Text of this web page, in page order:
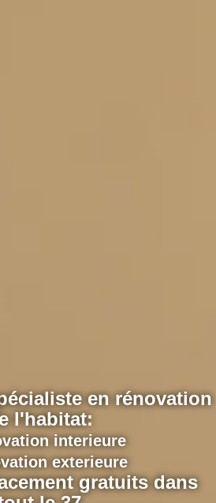
en rénovation
l'habitat:
interieure
exterieure
gratuits dans